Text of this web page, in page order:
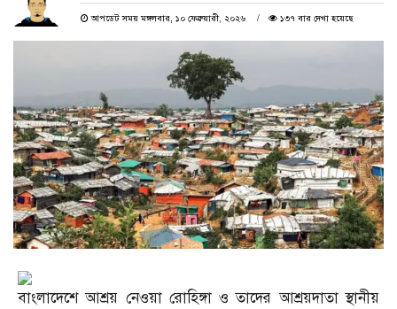
আপডেট সময় মঙ্গলবার, ১০ ফেব্রুয়ারী, ২০২৬ ১৩৭ বার দেখা হয়েছে
বাংলাদেশে আশ্রয় নেওয়া রোহিঙ্গা ও তাদের আশ্রয়দাতা স্থানীয়